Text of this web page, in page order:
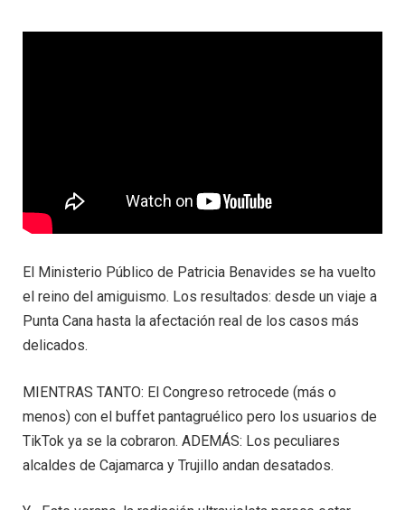
El Ministerio Público de Patricia Benavides se ha vuelto
el reino del amiguismo. Los resultados: desde un viaje a
Punta Cana hasta la afectación real de los casos más
delicados.
MIENTRAS TANTO: El Congreso retrocede (más o
menos) con el buffet pantagruélico pero los usuarios de
TikTok ya se la cobraron. ADEMÁS: Los peculiares
alcaldes de Cajamarca y Trujillo andan desatados.